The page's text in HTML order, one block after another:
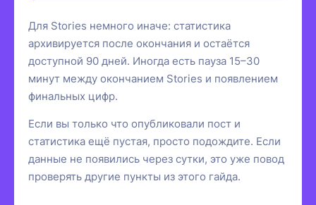
Для Stories немного иначе: статистика
архивируется после окончания и остаётся
доступной 90 дней. Иногда есть пауза 15–30
минут между окончанием Stories и появлением
финальных цифр.
Если вы только что опубликовали пост и
статистика ещё пустая, просто подождите. Если
данные не появились через сутки, это уже повод
проверять другие пункты из этого гайда.